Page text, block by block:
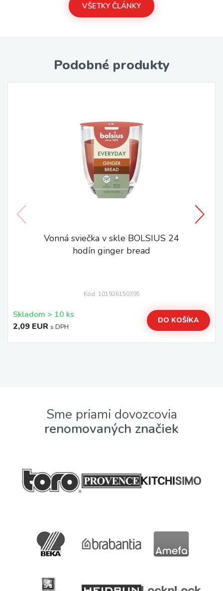
VŠETKY ČLÁNKY
Podobné produkty
Vonná sviečka v skle BOLSIUS 24
hodín ginger bread
Kód: 101926150395
Skladom > 10 ks
2,09 EUR s DPH
DO KOŠÍKA
Sme priami dovozcovia
renomovaných značiek